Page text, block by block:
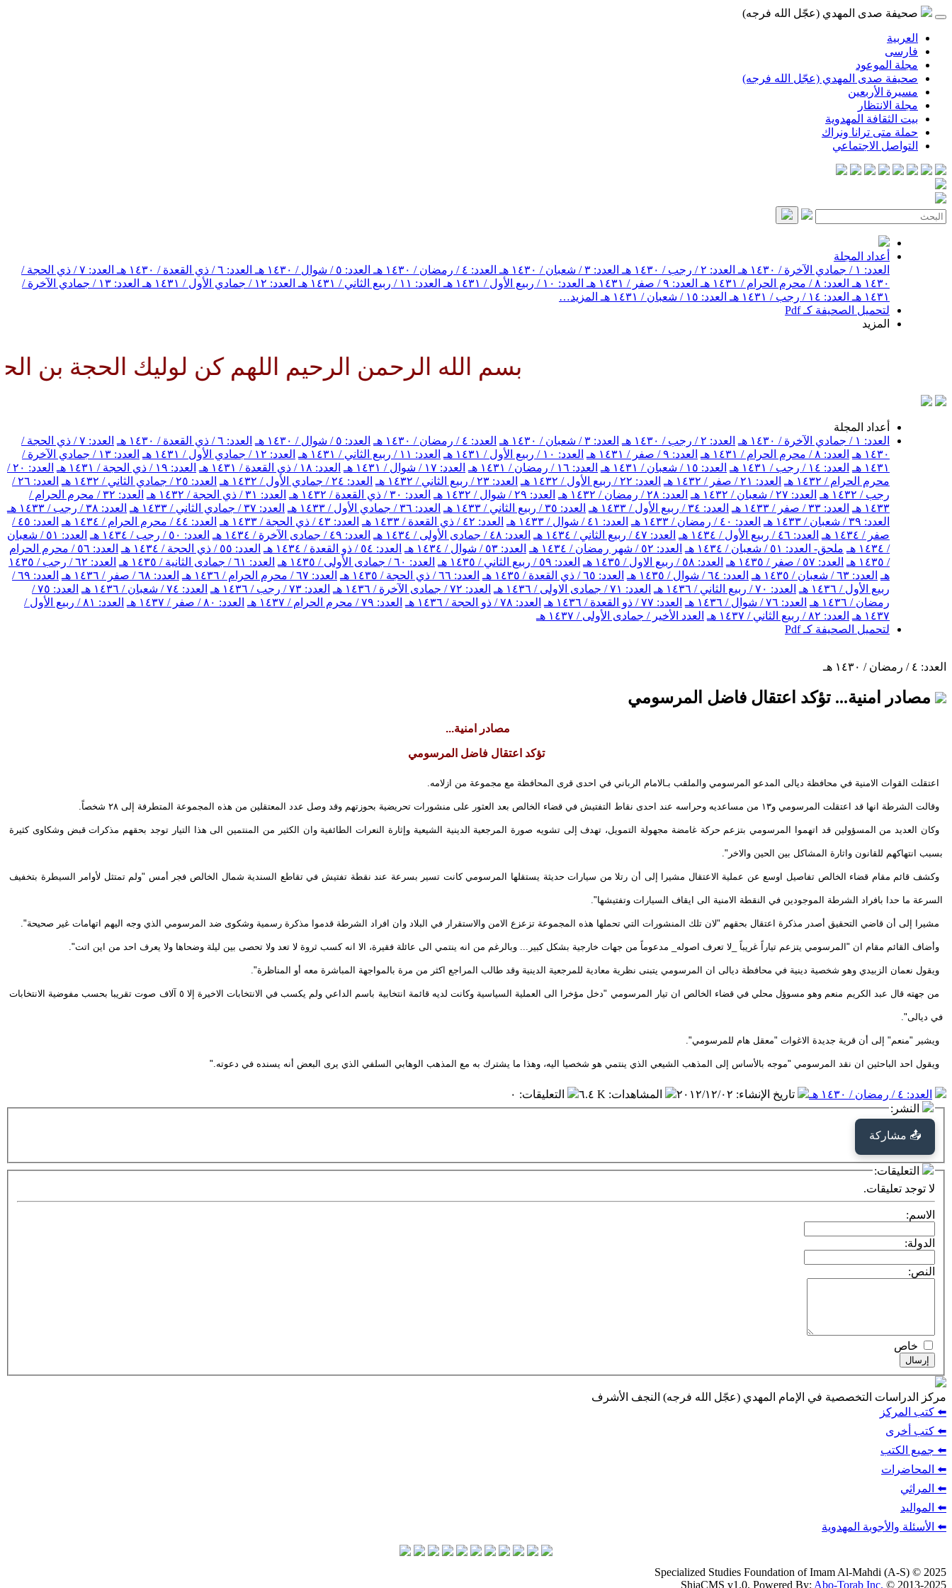
صحيفة صدى المهدي (عجّل الله فرجه)
العربية
فارسی
مجلة الموعود
صحيفة صدى المهدي (عجّل الله فرجه)
مسيرة الأربعين
مجلة الانتظار
بيت الثقافة المهدوية
حملة متى ترانا ونراك
التواصل الاجتماعي
أعداد المجلة
العدد: ١ / جمادي الآخرة / ١٤٣٠ هـ
العدد: ٢ / رجب / ١٤٣٠ هـ العدد: ٣ / شعبان / ١٤٣٠ هـ العدد: ٤ / رمضان / ١٤٣٠ هـ العدد: ٥ / شوال / ١٤٣٠ هـ العدد: ٦ / ذي القعدة / ١٤٣٠ هـ
العدد: ٧ / ذي الحجة /
١٤٣٠ هـ
العدد: ٨ / محرم الحرام / ١٤٣١ هـ العدد: ٩ / صفر / ١٤٣١ هـ العدد: ١٠ / ربيع الأول / ١٤٣١ هـ العدد: ١١ / ربيع الثاني / ١٤٣١ هـ العدد: ١٢ / جمادي الأول / ١٤٣١ هـ
العدد: ١٣ / جمادي الآخرة /
١٤٣١ هـ
العدد: ١٤ / رجب / ١٤٣١ هـ العدد: ١٥ / شعبان / ١٤٣١ هـ
المزيد…
لتحميل الصحيفة كـ Pdf
المزيد
بسم الله الرحمن الرحيم اللهم كن لوليك الحجة بن الحسن
أعداد المجلة
العدد: ١ / جمادي الآخرة / ١٤٣٠ هـ
العدد: ٢ / رجب / ١٤٣٠ هـ العدد: ٣ / شعبان / ١٤٣٠ هـ العدد: ٤ / رمضان / ١٤٣٠ هـ العدد: ٥ / شوال / ١٤٣٠ هـ العدد: ٦ / ذي القعدة / ١٤٣٠ هـ
العدد: ٧ / ذي الحجة /
١٤٣٠ هـ
العدد: ٨ / محرم الحرام / ١٤٣١ هـ العدد: ٩ / صفر / ١٤٣١ هـ العدد: ١٠ / ربيع الأول / ١٤٣١ هـ العدد: ١١ / ربيع الثاني / ١٤٣١ هـ العدد: ١٢ / جمادي الأول / ١٤٣١ هـ
العدد: ١٣ / جمادي الآخرة /
١٤٣١ هـ
العدد: ١٤ / رجب / ١٤٣١ هـ العدد: ١٥ / شعبان / ١٤٣١ هـ العدد: ١٦ / رمضان / ١٤٣١ هـ العدد: ١٧ / شوال / ١٤٣١ هـ العدد: ١٨ / ذي القعدة / ١٤٣١ هـ العدد: ١٩ / ذي الحجة / ١٤٣١ هـ
العدد: ٢٠ /
محرم الحرام / ١٤٣٢ هـ
العدد: ٢١ / صفر / ١٤٣٢ هـ العدد: ٢٢ / ربيع الأول / ١٤٣٢ هـ العدد: ٢٣ / ربيع الثاني / ١٤٣٢ هـ العدد: ٢٤ / جمادي الأول / ١٤٣٢ هـ العدد: ٢٥ / جمادي الثاني / ١٤٣٢ هـ
العدد: ٢٦ /
رجب / ١٤٣٢ هـ
العدد: ٢٧ / شعبان / ١٤٣٢ هـ العدد: ٢٨ / رمضان / ١٤٣٢ هـ العدد: ٢٩ / شوال / ١٤٣٢ هـ العدد: ٣٠ / ذي القعدة / ١٤٣٢ هـ العدد: ٣١ / ذي الحجة / ١٤٣٢ هـ
العدد: ٣٢ / محرم الحرام /
١٤٣٣ هـ
العدد: ٣٣ / صفر / ١٤٣٣ هـ العدد: ٣٤ / ربيع الأول / ١٤٣٣ هـ العدد: ٣٥ / ربيع الثاني / ١٤٣٣ هـ العدد: ٣٦ / جمادي الأول / ١٤٣٣ هـ العدد: ٣٧ / جمادي الثاني / ١٤٣٣ هـ
العدد: ٣٨ / رجب / ١٤٣٣ هـ
العدد: ٣٩ / شعبان / ١٤٣٣ هـ
العدد: ٤٠ / رمضان / ١٤٣٣ هـ العدد: ٤١ / شوال / ١٤٣٣ هـ العدد: ٤٢ / ذي القعدة / ١٤٣٣ هـ العدد: ٤٣ / ذي الحجة / ١٤٣٣ هـ العدد: ٤٤ / محرم الحرام / ١٤٣٤ هـ
العدد: ٤٥ /
صفر / ١٤٣٤ هـ
العدد: ٤٦ / ربيع الأول / ١٤٣٤ هـ العدد: ٤٧ / ربيع الثاني / ١٤٣٤ هـ العدد: ٤٨ / جمادى الأولى / ١٤٣٤ هـ العدد: ٤٩ / جمادى الآخرة / ١٤٣٤ هـ العدد: ٥٠ / رجب / ١٤٣٤ هـ
العدد: ٥١ / شعبان
/ ١٤٣٤ هـ
ملحق- العدد: ٥١ / شعبان / ١٤٣٤ هـ العدد: ٥٢ / شهر رمضان / ١٤٣٤ هـ العدد: ٥٣ / شوال / ١٤٣٤ هـ العدد: ٥٤ / ذو القعدة / ١٤٣٤ هـ العدد: ٥٥ / ذي الحجة / ١٤٣٤ هـ
العدد: ٥٦ / محرم الحرام
/ ١٤٣٥ هـ
العدد: ٥٧ / صفر / ١٤٣٥ هـ العدد: ٥٨ / ربيع الاول / ١٤٣٥ هـ العدد: ٥٩ / ربيع الثاني / ١٤٣٥ هـ العدد: ٦٠ / جمادى الأولى / ١٤٣٥ هـ العدد: ٦١ / جمادى الثانية / ١٤٣٥ هـ
العدد: ٦٢ / رجب / ١٤٣٥
هـ العدد: ٦٣ / شعبان / ١٤٣٥ هـ العدد: ٦٤ / شوال / ١٤٣٥ هـ العدد: ٦٥ / ذي القعدة / ١٤٣٥ هـ العدد: ٦٦ / ذي الحجة / ١٤٣٥ هـ العدد: ٦٧ / محرم الحرام / ١٤٣٦ هـ العدد: ٦٨ / صفر / ١٤٣٦ هـ
العدد: ٦٩ /
ربيع الأول / ١٤٣٦ هـ
العدد: ٧٠ / ربيع الثاني / ١٤٣٦ هـ العدد: ٧١ / جمادى الاولى / ١٤٣٦ هـ العدد: ٧٢ / جمادى الآخرة / ١٤٣٦ هـ العدد: ٧٣ / رجب / ١٤٣٦ هـ العدد: ٧٤ / شعبان / ١٤٣٦ هـ
العدد: ٧٥ /
رمضان / ١٤٣٦ هـ
العدد: ٧٦ / شوال / ١٤٣٦ هـ العدد: ٧٧ / ذو القعدة / ١٤٣٦ هـ العدد: ٧٨ / ذو الحجة / ١٤٣٦ هـ العدد: ٧٩ / محرم الحرام / ١٤٣٧ هـ العدد: ٨٠ / صفر / ١٤٣٧ هـ
العدد: ٨١ / ربيع الأول /
١٤٣٧ هـ
العدد: ٨٢ / ربيع الثاني / ١٤٣٧ هـ
العدد الأخير / جمادى الأولى / ١٤٣٧ هـ
لتحميل الصحيفة كـ Pdf
العدد: ٤ / رمضان / ١٤٣٠ هـ
مصادر امنية... تؤكد اعتقال فاضل المرسومي
مصادر امنية...
تؤكد اعتقال فاضل المرسومي
اعتقلت القوات الامنية في محافظة ديالى المدعو المرسومي والملقب بـالامام الرباني في احدى قرى المحافظة مع مجموعة من ازلامه.
وقالت الشرطة انها قد اعتقلت المرسومي و١٣ من مساعديه وحراسه عند احدى نقاط التفتيش في قضاء الخالص بعد العثور على منشورات تحريضية بحوزتهم وقد وصل عدد المعتقلين من هذه المجموعة المتطرفة إلى ٢٨ شخصاً.
وكان العديد من المسؤولين قد اتهموا المرسومي بتزعم حركة غامضة مجهولة التمويل، تهدف إلى تشويه صورة المرجعية الدينية الشيعية وإثارة النعرات الطائفية وان الكثير من المنتمين الى هذا التيار توجد بحقهم مذكرات قبض وشكاوى كثيرة
بسبب انتهاكهم للقانون واثارة المشاكل بين الحين والاخر".
وكشف قائم مقام قضاء الخالص تفاصيل اوسع عن عملية الاعتقال مشيرا إلى أن رتلا من سيارات حديثة يستقلها المرسومي كانت تسير بسرعة عند نقطة تفتيش في تقاطع السندية شمال الخالص فجر أمس "ولم تمتثل لأوامر السيطرة بتخفيف
السرعة ما حدا بافراد الشرطة الموجودين في النقطة الامنية الى ايقاف السيارات وتفتيشها".
مشيرا إلى أن قاضي التحقيق أصدر مذكرة اعتقال بحقهم "لان تلك المنشورات التي تحملها هذه المجموعة تزعزع الامن والاستقرار في البلاد وان افراد الشرطة قدموا مذكرة رسمية وشكوى ضد المرسومي الذي وجه اليهم اتهامات غير صحيحة".
وأضاف القائم مقام ان "المرسومي يتزعم تياراً غريباً _لا تعرف اصوله_ مدعوماً من جهات خارجية بشكل كبير... وبالرغم من انه ينتمي الى عائلة فقيرة، الا انه كسب ثروة لا تعد ولا تحصى بين ليلة وضحاها ولا يعرف احد من اين اتت".
ويقول نعمان الزبيدي وهو شخصية دينية في محافظة ديالى ان المرسومي يتبنى نظرية معادية للمرجعية الدينية وقد طالب المراجع اكثر من مرة بالمواجهة المباشرة معه أو المناظرة".
من جهته قال عبد الكريم منعم وهو مسوؤل محلي في قضاء الخالص ان تيار المرسومي "دخل مؤخرا الى العملية السياسية وكانت لديه قائمة انتخابية باسم الداعي ولم يكسب في الانتخابات الاخيرة إلا ٥ آلاف صوت تقريبا بحسب مفوضية الانتخابات
في ديالى".
ويشير "منعم" إلى أن قرية جديدة الاغوات "معقل هام للمرسومي".
ويقول احد الباحثين ان نقد المرسومي "موجه بالأساس إلى المذهب الشيعي الذي ينتمي هو شخصيا اليه، وهذا ما يشترك به مع المذهب الوهابي السلفي الذي يرى البعض أنه يسنده في دعوته."
العدد: ٤ / رمضان / ١٤٣٠ هـ تاريخ الإنشاء: ٢٠١٢/١٢/٠٢ المشاهدات: ٦.٤ K التعليقات: ٠
النشر:
📤 مشاركة
التعليقات:
لا توجد تعليقات.
الاسم:
الدولة:
النص:
خاص
إرسال
مركز الدراسات التخصصية في الإمام المهدي (عجّل الله فرجه) النجف الأشرف
⬅️ كتب المركز
⬅️ كتب أخرى
⬅️ جميع الكتب
⬅️ المحاضرات
⬅️ المراثي
⬅️ المواليد
⬅️ الأسئلة والأجوبة المهدوية
Specialized Studies Foundation of Imam Al-Mahdi (A-S) © 2025
ShiaCMS v1.0, Powered By: Abo-Torab Inc. © 2013-2025